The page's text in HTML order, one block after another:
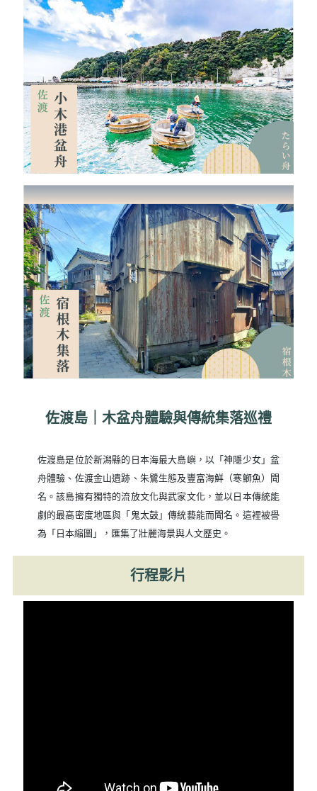
佐渡島｜木盆舟體驗與傳統集落巡禮
佐渡島是位於新潟縣的日本海最大島嶼，以「神隱少女」盆
舟體驗、佐渡金山遺跡、朱鷺生態及豐富海鮮（寒鰤魚）聞
名。該島擁有獨特的流放文化與武家文化，並以日本傳統能
劇的最高密度地區與「鬼太鼓」傳統藝能而聞名。這裡被譽
為「日本縮圖」，匯集了壯麗海景與人文歷史。
行程影片